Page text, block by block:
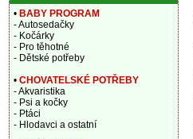
• BABY PROGRAM
- Autosedačky
- Kočárky
- Pro těhotné
- Dětské potřeby
• CHOVATELSKÉ POTŘEBY
- Akvaristika
- Psi a kočky
- Ptáci
- Hlodavci a ostatní